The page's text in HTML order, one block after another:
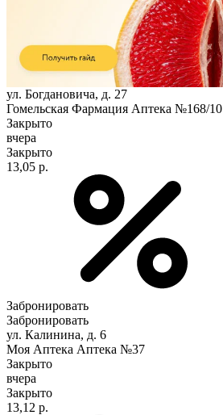
ул. Богдановича, д. 27
Гомельская Фармация Аптека №168/10
Закрыто
вчера
Закрыто
13,05 р.
Забронировать
Забронировать
ул. Калинина, д. 6
Моя Аптека Аптека №37
Закрыто
вчера
Закрыто
13,12 р.